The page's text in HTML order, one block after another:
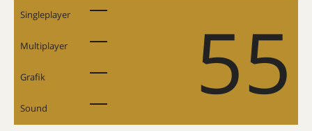
Singleplayer 55
Multiplayer
Grafik
Sound